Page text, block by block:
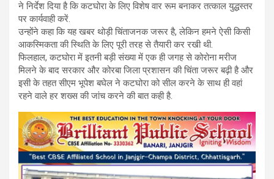
ने निर्देश दिया है कि कटघोरा के लिए विशेष वार रूम बनाकर तत्काल युद्धस्तर
पर कार्यवाही करें.
उन्होंने कहा कि यह खबर थोड़ी चिंताजनक जरूर है, लेकिन हमने ऐसी किसी
आकस्मिकता की स्थिति के लिए पूरी तरह से तैयारी कर रखी थी.
फिलहाल, कटघोरा में इतनी बड़ी संख्या में एक ही जगह से कोरोना मरीज
मिलने के बाद सरकार और कोरबा जिला प्रशासन की चिंता जरूर बढ़ी है और
इसी के तहत सीएम भूपेश बघेल ने कटघोरा को सील करने के साथ ही वहां
रहने वाले हर शख्स की जांच करने की बात कही है.